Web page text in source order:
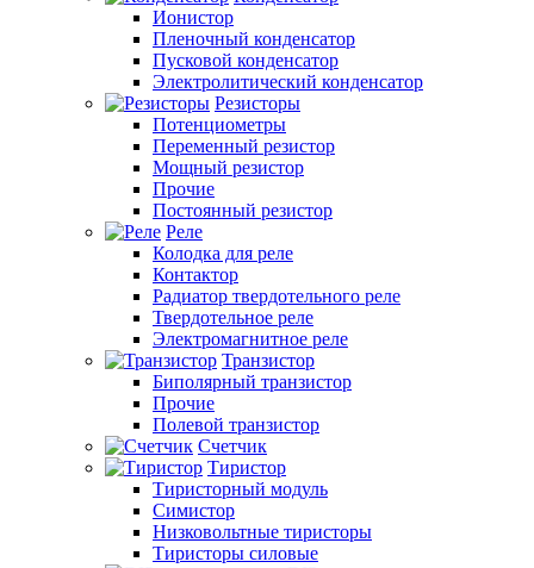
Ионистор
Пленочный конденсатор
Пусковой конденсатор
Электролитический конденсатор
Резисторы
Потенциометры
Переменный резистор
Мощный резистор
Прочие
Постоянный резистор
Реле
Колодка для реле
Контактор
Радиатор твердотельного реле
Твердотельное реле
Электромагнитное реле
Транзистор
Биполярный транзистор
Прочие
Полевой транзистор
Счетчик
Тиристор
Тиристорный модуль
Симистор
Низковольтные тиристоры
Тиристоры силовые